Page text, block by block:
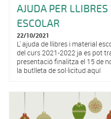
AJUDA PER
ESCOLAR
22/10/2021
L' ajuda de llibres i material
del curs 2021-2022 ja es pot
presentació finalitza el 15 de
la butlleta de sol·licitud aquí